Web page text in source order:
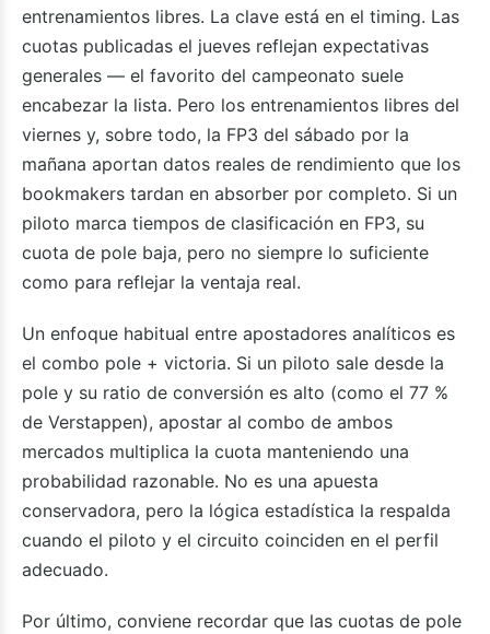
entrenamientos libres. La clave está en el timing. Las
cuotas publicadas el jueves reflejan expectativas
generales — el favorito del campeonato suele
encabezar la lista. Pero los entrenamientos libres del
viernes y, sobre todo, la FP3 del sábado por la
mañana aportan datos reales de rendimiento que los
bookmakers tardan en absorber por completo. Si un
piloto marca tiempos de clasificación en FP3, su
cuota de pole baja, pero no siempre lo suficiente
como para reflejar la ventaja real.
Un enfoque habitual entre apostadores analíticos es
el combo pole + victoria. Si un piloto sale desde la
pole y su ratio de conversión es alto (como el 77 %
de Verstappen), apostar al combo de ambos
mercados multiplica la cuota manteniendo una
probabilidad razonable. No es una apuesta
conservadora, pero la lógica estadística la respalda
cuando el piloto y el circuito coinciden en el perfil
adecuado.
Por último, conviene recordar que las cuotas de pole